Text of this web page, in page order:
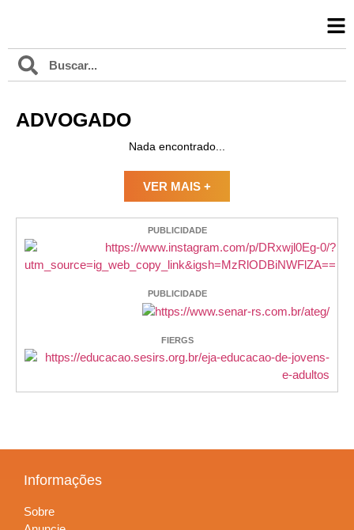
ADVOGADO
Nada encontrado...
VER MAIS +
PUBLICIDADE
PUBLICIDADE
FIERGS
Informações
Sobre